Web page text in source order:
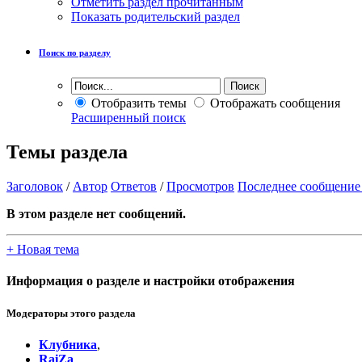
Показать родительский раздел
Поиск по разделу
Отобразить темы
Отображать сообщения
Расширенный поиск
Темы раздела
Заголовок / Автор Ответов /Просмотров Последнее сообщение
В этом разделе нет сообщений.
+ Новая тема
Информация о разделе и настройки отображения
Модераторы этого раздела
Клубника,
RaiZa